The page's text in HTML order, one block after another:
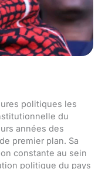
politiques les
du
années des
premier plan. Sa
constante au sein
politique du pays